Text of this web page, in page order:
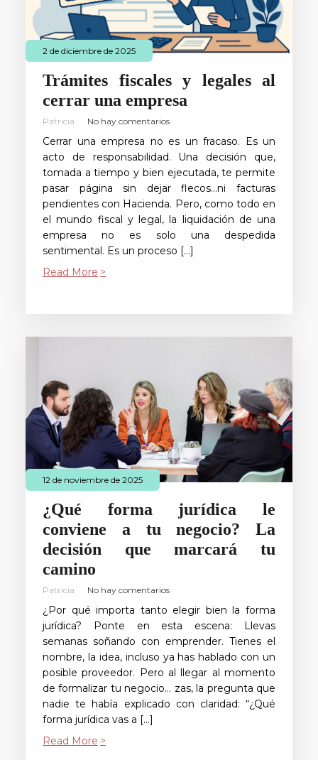
2 de diciembre de 2025
Trámites fiscales y legales al
cerrar una empresa
Patricia No hay comentarios
Cerrar una empresa no es un fracaso. Es un
acto de responsabilidad. Una decisión que,
tomada a tiempo y bien ejecutada, te permite
pasar página sin dejar flecos…ni facturas
pendientes con Hacienda. Pero, como todo en
el mundo fiscal y legal, la liquidación de una
empresa no es solo una despedida
sentimental. Es un proceso […]
Read More
12 de noviembre de 2025
¿Qué forma jurídica le
conviene a tu negocio? La
decisión que marcará tu
camino
Patricia No hay comentarios
¿Por qué importa tanto elegir bien la forma
jurídica? Ponte en esta escena: Llevas
semanas soñando con emprender. Tienes el
nombre, la idea, incluso ya has hablado con un
posible proveedor. Pero al llegar al momento
de formalizar tu negocio… zas, la pregunta que
nadie te había explicado con claridad: “¿Qué
forma jurídica vas a […]
Read More